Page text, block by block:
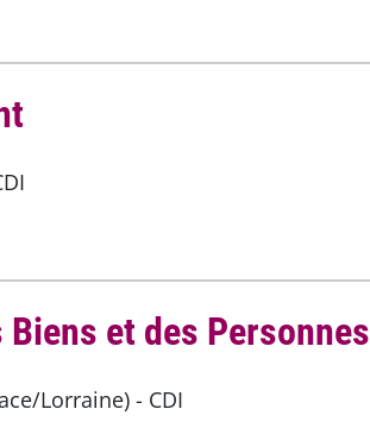
et des Personnes
Lorraine) - CDI